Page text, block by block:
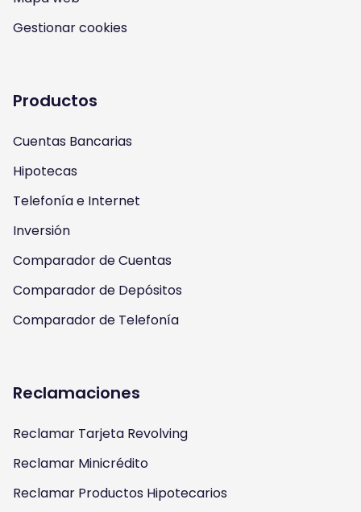
s
a
a
m
u
u
c
b
k
i
t
Gestionar cookies
Productos
Cuentas Bancarias
Hipotecas
Telefonía e Internet
Inversión
Comparador de Cuentas
Comparador de Depósitos
Comparador de Telefonía
Reclamaciones
Reclamar Tarjeta Revolving
Reclamar Minicrédito
Reclamar Productos Hipotecarios